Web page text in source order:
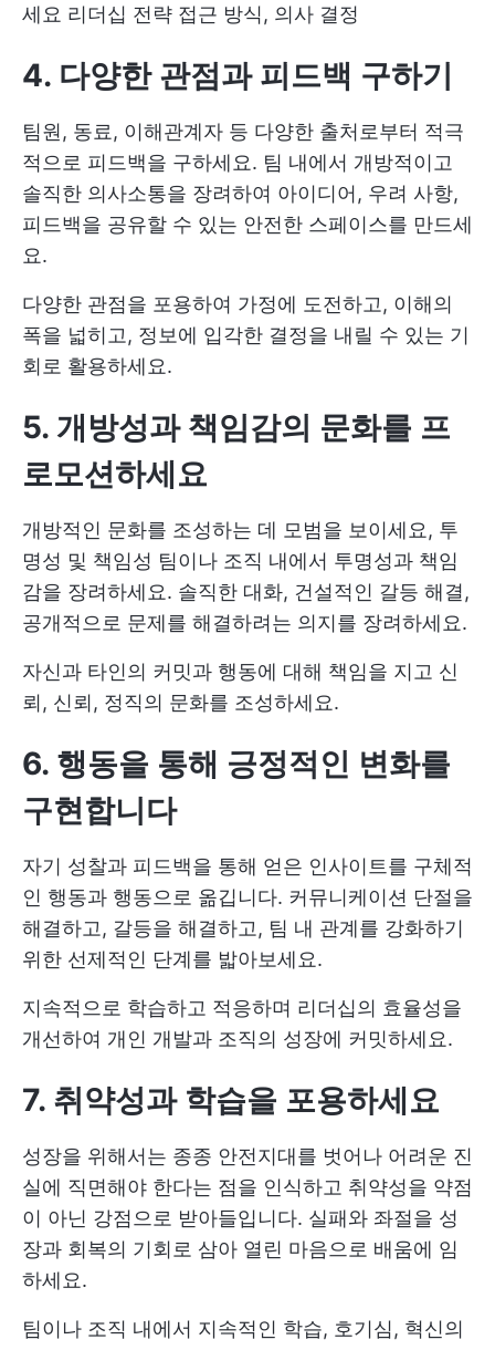
세요 리더십 전략 접근 방식, 의사 결정
4. 다양한 관점과 피드백 구하기
팀원, 동료, 이해관계자 등 다양한 출처로부터 적극
적으로 피드백을 구하세요. 팀 내에서 개방적이고
솔직한 의사소통을 장려하여 아이디어, 우려 사항,
피드백을 공유할 수 있는 안전한 스페이스를 만드세
요.
다양한 관점을 포용하여 가정에 도전하고, 이해의
폭을 넓히고, 정보에 입각한 결정을 내릴 수 있는 기
회로 활용하세요.
5. 개방성과 책임감의 문화를 프
로모션하세요
개방적인 문화를 조성하는 데 모범을 보이세요, 투
명성 및 책임성 팀이나 조직 내에서 투명성과 책임
감을 장려하세요. 솔직한 대화, 건설적인 갈등 해결,
공개적으로 문제를 해결하려는 의지를 장려하세요.
자신과 타인의 커밋과 행동에 대해 책임을 지고 신
뢰, 신뢰, 정직의 문화를 조성하세요.
6. 행동을 통해 긍정적인 변화를
구현합니다
자기 성찰과 피드백을 통해 얻은 인사이트를 구체적
인 행동과 행동으로 옮깁니다. 커뮤니케이션 단절을
해결하고, 갈등을 해결하고, 팀 내 관계를 강화하기
위한 선제적인 단계를 밟아보세요.
지속적으로 학습하고 적응하며 리더십의 효율성을
개선하여 개인 개발과 조직의 성장에 커밋하세요.
7. 취약성과 학습을 포용하세요
성장을 위해서는 종종 안전지대를 벗어나 어려운 진
실에 직면해야 한다는 점을 인식하고 취약성을 약점
이 아닌 강점으로 받아들입니다. 실패와 좌절을 성
장과 회복의 기회로 삼아 열린 마음으로 배움에 임
하세요.
팀이나 조직 내에서 지속적인 학습, 호기심, 혁신의